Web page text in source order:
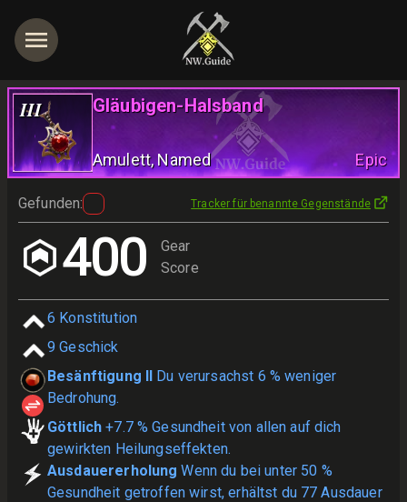
III Gläubigen-Halsband
Amulett, Named Epic
Gefunden: Tracker für benannte Gegenstände
400
Gear
Score
6 Konstitution
9 Geschick
Besänftigung II Du verursachst 6 % weniger
Bedrohung.
Göttlich +7.7 % Gesundheit von allen auf dich
gewirkten Heilungseffekten.
Ausdauererholung Wenn du bei unter 50 %
Gesundheit getroffen wirst, erhältst du 77 Ausdauer